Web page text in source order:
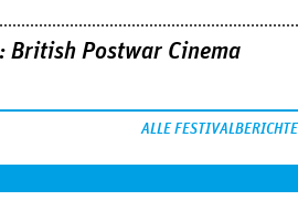
British Postwar Cinema
ALLE FESTIVALBERICHTE